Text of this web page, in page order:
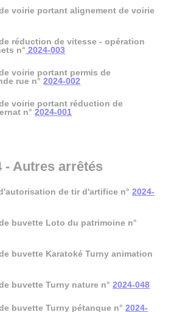
voirie portant alignement de voirie
réduction de vitesse - opération
n° 2024-003
voirie portant permis de
rue n°2024-002
voirie portant réduction de
n°2024-001
- Autres arrêtés
d'autorisation de tir d'artifice n°2024-
buvette Loto du patrimoine n°
buvette Karatoké Turny animation
buvette Turny nature n°2024-048
buvette Turny pétanque n°2024-